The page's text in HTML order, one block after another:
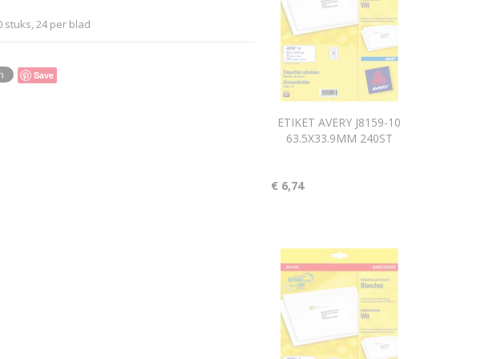
stuks, 24 per blad
Save
ETIKET AVERY J8159-10
63.5X33.9MM 240ST
€ 6,74